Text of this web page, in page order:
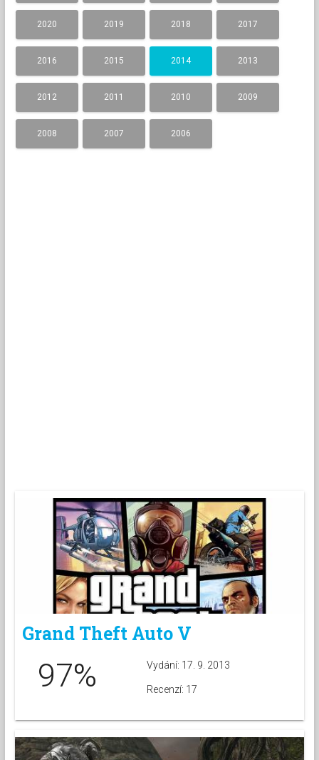
2020 2019 2018 2017
2016 2015 2014 2013
2012 2011 2010 2009
2008 2007 2006
Grand Theft Auto V
97% Vydání: 17. 9. 2013
Recenzí: 17